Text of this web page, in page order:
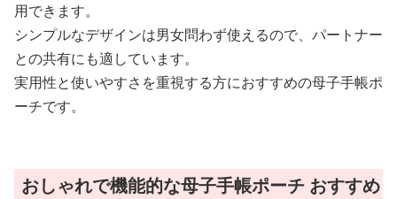
用できます。
シンプルなデザインは男女問わず使えるので、パートナー
との共有にも適しています。
実用性と使いやすさを重視する方におすすめの母子手帳ポ
ーチです。
おしゃれで機能的な母子手帳ポーチ おすすめ